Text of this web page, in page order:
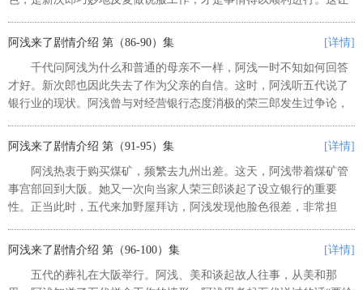
动阿冬的婚事。 ...
阿浅来了剧情介绍 第（86-90）集 [详情]
千代问阿浅为什么和普通的母亲不一样，阿浅一时不知如何回答
才好。新次郎也因此失去了作为父亲的自信。这时，阿浅听五代说了
银行业的现状。阿浅曾与对经营银行态度消极的荣三郎发生过争论，
阿浅来了剧情介绍 第（91-95）集 [详情]
阿浅热衷于购买煤矿，频繁去九州出差。这天，阿浅带着煤矿管
事宫部回到大阪。她又一次向当家人荣三郎谈起了设立银行的重要
性。正当此时，五代来加野屋拜访，阿浅发现他脸色很差，非常担
阿浅来了剧情介绍 第（96-100）集 [详情]
五代的葬礼在大阪举行。阿浅、美和谈起故人往事，从美和那